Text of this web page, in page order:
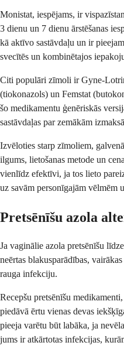
Monistat, iespējams, ir
3 dienu un 7 dienu ārstēšanas
kā aktīvo sastāvdaļu un ir
svecītēs un kombinētajos
Citi populāri zīmoli ir Gyne-
(tiokonazols) un Femstat
šo medikamentu ģenēriskās
sastāvdaļas par zemākām
Izvēloties starp zīmoliem,
ilgums, lietošanas metode un
vienlīdz efektīvi, ja tos lieto
uz savām personīgajām vēlmēm
Pretsēnīšu azola
Ja vaginālie azola pretsēnīšu
neērtas blakusparādības,
rauga infekciju.
Recepšu pretsēnīšu
piedāvā ērtu vienas devas
pieeja varētu būt labāka, ja
jums ir atkārtotas infekcijas,